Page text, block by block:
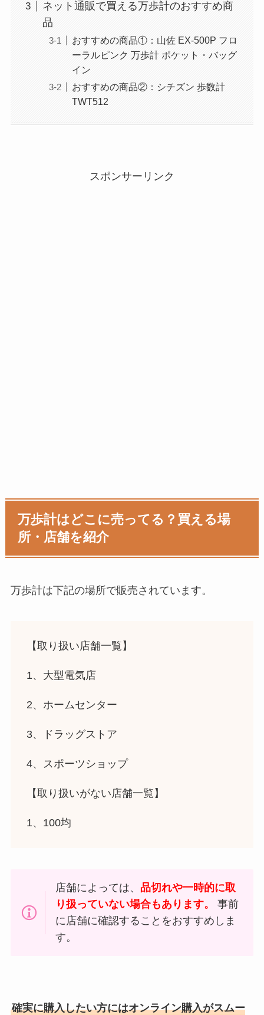
ネット通販で買える万歩計のおすすめ商
品
おすすめの商品①：山佐 EX-500P フロ
ーラルピンク 万歩計 ポケット・バッグ
イン
おすすめの商品②：シチズン 歩数計
TWT512
スポンサーリンク
万歩計はどこに売ってる？買える場
所・店舗を紹介
万歩計は下記の場所で販売されています。
【取り扱い店舗一覧】
1、大型電気店
2、ホームセンター
3、ドラッグストア
4、スポーツショップ
【取り扱いがない店舗一覧】
1、100均
店舗によっては、 品切れや一時的に取
り扱っていない場合もあります。
事前
に店舗に確認することをおすすめしま
す。
確実に購入したい方にはオンライン購入がスムー